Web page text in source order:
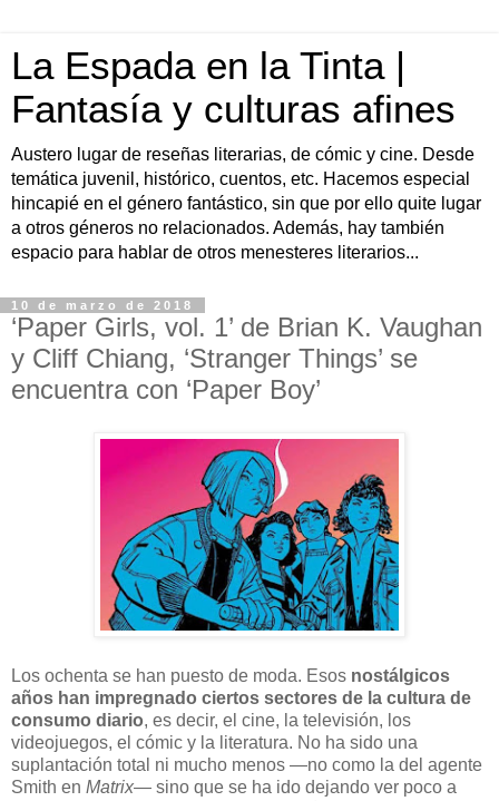
La Espada en la Tinta |
Fantasía y culturas afines
Austero lugar de reseñas literarias, de cómic y cine. Desde
temática juvenil, histórico, cuentos, etc. Hacemos especial
hincapié en el género fantástico, sin que por ello quite lugar
a otros géneros no relacionados. Además, hay también
espacio para hablar de otros menesteres literarios...
10 de marzo de 2018
‘Paper Girls, vol. 1’ de Brian K. Vaughan
y Cliff Chiang, ‘Stranger Things’ se
encuentra con ‘Paper Boy’
Los ochenta se han puesto de moda. Esos nostálgicos
años han impregnado ciertos sectores de la cultura de
consumo diario, es decir, el cine, la televisión, los
videojuegos, el cómic y la literatura. No ha sido una
suplantación total ni mucho menos —no como la del agente
Smith en Matrix— sino que se ha ido dejando ver poco a